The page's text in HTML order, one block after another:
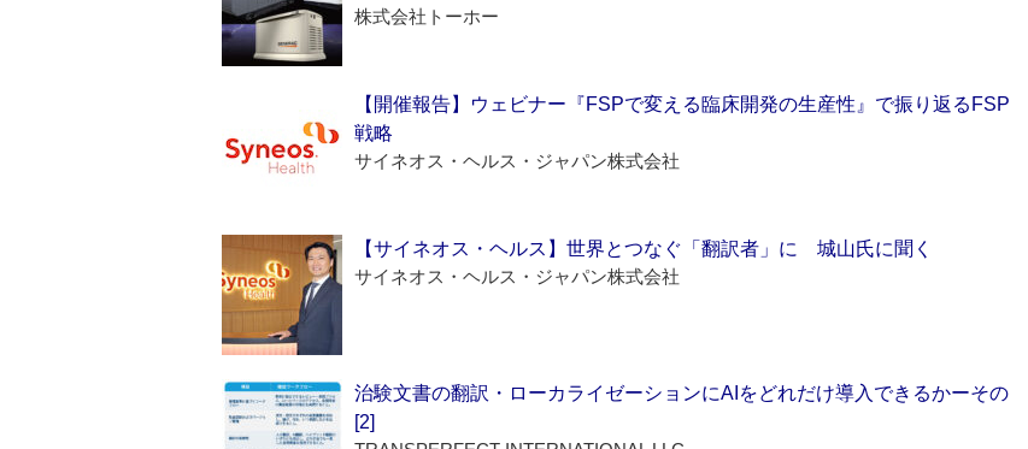
株式会社トーホー
【開催報告】ウェビナー『FSPで変える臨床開発の生産性』で振り返るFSP
戦略
サイネオス・ヘルス・ジャパン株式会社
【サイネオス・ヘルス】世界とつなぐ「翻訳者」に 城山氏に聞く
サイネオス・ヘルス・ジャパン株式会社
治験文書の翻訳・ローカライゼーションにAIをどれだけ導入できるかーその
[2]